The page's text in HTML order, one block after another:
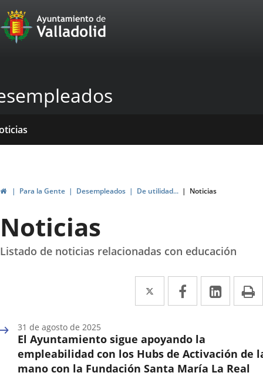
Portal
Web
Ayuntamiento
de
Valladolid
HomePara la Gente Desempleados De utilidad... Noticias
Noticias
Listado de noticias relacionadas con educación
Twitter
Enlace
a
aplicación
externa.
Facebook
Enlace
a
aplicación
externa.
Enlace
a
El Ayuntamiento sigue apoyando la
empleabilidad con los Hubs de Activación de
mano con la Fundación Santa María La Real
31 de agosto de 2025